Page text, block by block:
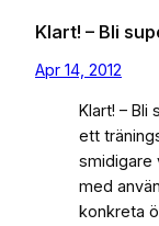
Klart! – Bli
Apr 14, 2012
Klart! – Bli
ett
smidigare
med
konkreta